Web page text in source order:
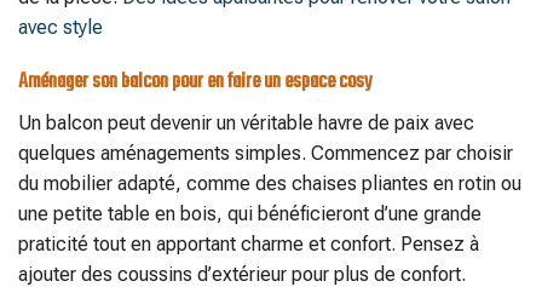
avec style
Aménager son balcon pour en faire un espace cosy
Un balcon peut devenir un véritable havre de paix avec
quelques aménagements simples. Commencez par choisir
du mobilier adapté, comme des chaises pliantes en rotin ou
une petite table en bois, qui bénéficieront d’une grande
praticité tout en apportant charme et confort. Pensez à
ajouter des coussins d’extérieur pour plus de confort.